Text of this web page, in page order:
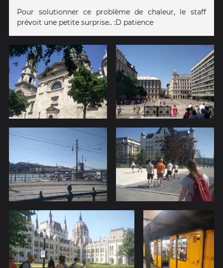
Pour solutionner ce problème de chaleur, le staff
prévoit une petite surprise.. :D patience